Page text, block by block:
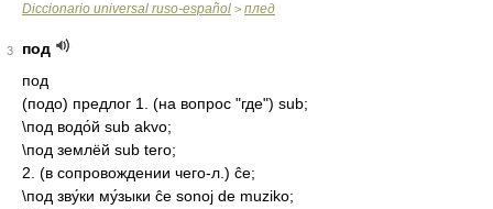
Diccionario universal ruso-español > плед
3
под
под
(подо) предлог 1. (на вопрос "где") sub;
\под водо́й sub akvo;
\под землёй sub tero;
2. (в сопровождении чего-л.) ĉe;
\под зву́ки му́зыки ĉe sonoj de muziko;